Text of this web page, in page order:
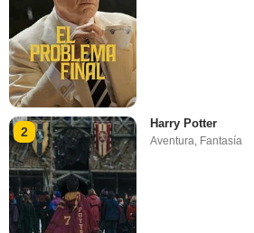
2
Harry Potter
Aventura Fantasía